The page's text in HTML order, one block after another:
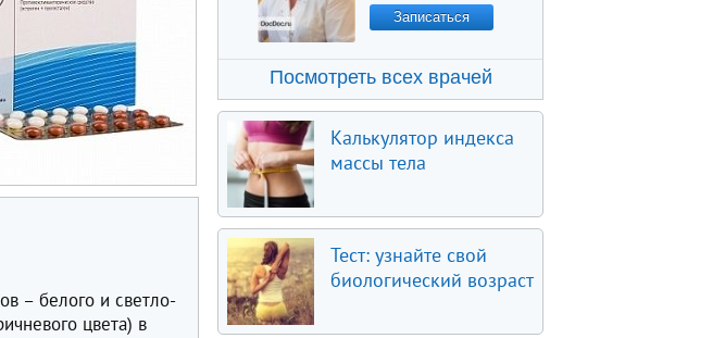
– белого и светло-
цвета) в
Записаться
Посмотреть всех врачей
Калькулятор индекса
массы тела
Тест: узнайте свой
биологический возраст